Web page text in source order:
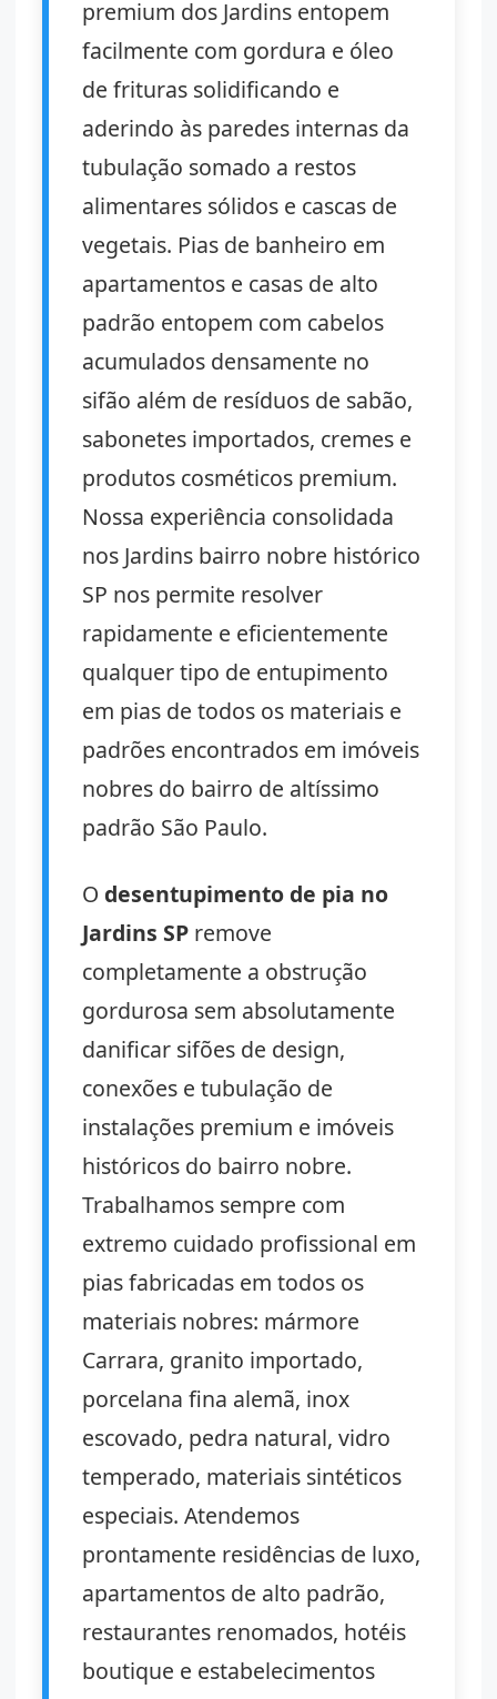
premium dos Jardins entopem
facilmente com gordura e óleo
de frituras solidificando e
aderindo às paredes internas da
tubulação somado a restos
alimentares sólidos e cascas de
vegetais. Pias de banheiro em
apartamentos e casas de alto
padrão entopem com cabelos
acumulados densamente no
sifão além de resíduos de sabão,
sabonetes importados, cremes e
produtos cosméticos premium.
Nossa experiência consolidada
nos Jardins bairro nobre histórico
SP nos permite resolver
rapidamente e eficientemente
qualquer tipo de entupimento
em pias de todos os materiais e
padrões encontrados em imóveis
nobres do bairro de altíssimo
padrão São Paulo.
O desentupimento de pia no
Jardins SP remove
completamente a obstrução
gordurosa sem absolutamente
danificar sifões de design,
conexões e tubulação de
instalações premium e imóveis
históricos do bairro nobre.
Trabalhamos sempre com
extremo cuidado profissional em
pias fabricadas em todos os
materiais nobres: mármore
Carrara, granito importado,
porcelana fina alemã, inox
escovado, pedra natural, vidro
temperado, materiais sintéticos
especiais. Atendemos
prontamente residências de luxo,
apartamentos de alto padrão,
restaurantes renomados, hotéis
boutique e estabelecimentos